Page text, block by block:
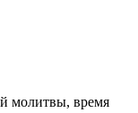
молитвы, время